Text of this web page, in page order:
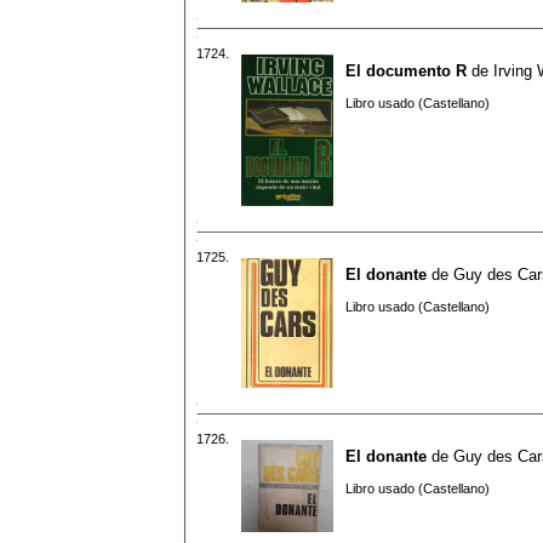
1724.
El documento R de Irving
Libro usado (Castellano)
1725.
El donante de Guy des
Libro usado (Castellano)
1726.
El donante de Guy des
Libro usado (Castellano)